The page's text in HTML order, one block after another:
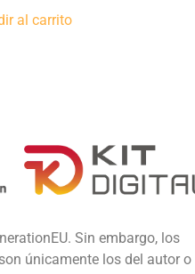
al carrito
Sin embargo, los
únicamente los del autor o